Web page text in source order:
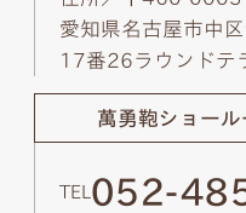
愛知県名古屋市中
17番26ラウンドテ
萬勇鞄ショール
TEL 052-